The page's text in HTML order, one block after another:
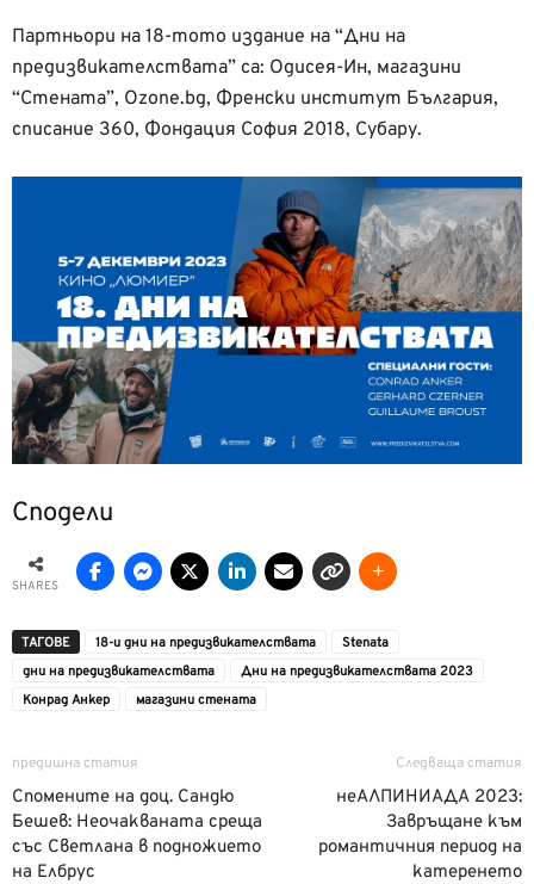
Партньори на 18-тото издание на “Дни на
предизвикателствата” са: Одисея-Ин, магазини
“Стената”, Ozone.bg, Френски институт България,
списание 360, Фондация София 2018, Субару.
Сподели
SHARES
ТАГОВЕ 18-и дни на предизвикателствата
Stenata
дни на предизвикателствата
Дни на предизвикателствата 2023
Конрад Анкер
магазини стената
предишна статия
Спомените на доц. Сандю
Бешев: Неочакваната среща
със Светлана в подножието
на Елбрус
Следваща статия
неАЛПИНИАДА 2023:
Завръщане към
романтичния период на
катеренето